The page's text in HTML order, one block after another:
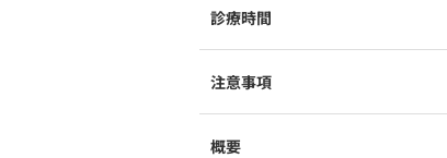
診療時間
注意事項
概要